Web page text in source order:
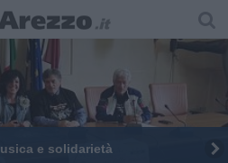
e solidarietà